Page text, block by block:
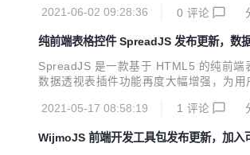
2021-06-02 09:28:36
0 评论
纯前端表格控件 SpreadJS 发布更新，数
SpreadJS 是一款基于 HTML5 的纯前端
数据透视表插件功能再度大幅增强，为
2021-05-17 08:58:19
1 评论
WijmoJS 前端开发工具包发布更新，加入